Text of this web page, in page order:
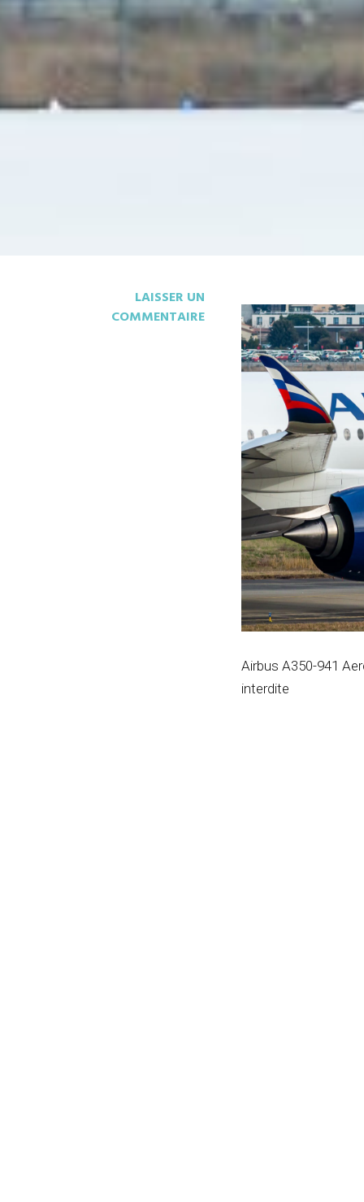
LAISSER UN
COMMENTAIRE
Airbus A350-941
interdite